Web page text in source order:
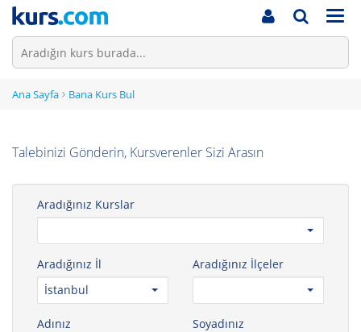
Ana Sayfa Bana Kurs Bul
Talebinizi Gönderin, Kursverenler Sizi Arasın
Aradığınız Kurslar
Aradığınız İl
İstanbul
Aradığınız İlçeler
Adınız Soyadınız